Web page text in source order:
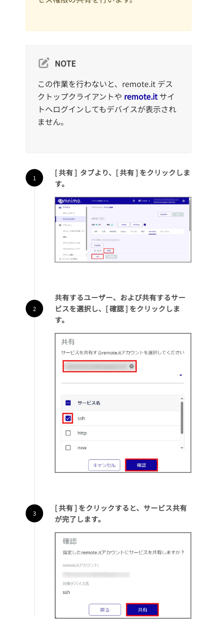
NOTE
この作業を行わないと、remote.it デス
クトップクライアントや remote.itサイ
トへログインしてもデバイスが表示され
ません。
[ 共有 ] タブより、[ 共有 ] をクリックしま
す。
共有するユーザー、および共有するサー
ビスを選択し、[ 確認 ] をクリックしま
す。
[ 共有 ] をクリックすると、サービス共有
が完了します。